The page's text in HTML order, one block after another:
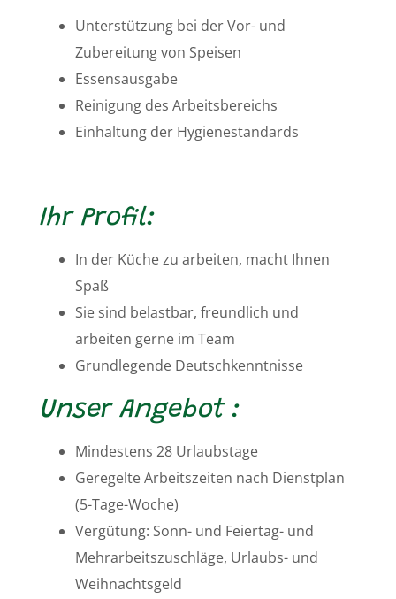
Unterstützung bei der Vor- und
Zubereitung von Speisen
Essensausgabe
Reinigung des Arbeitsbereichs
Einhaltung der Hygienestandards
Ihr Profil:
In der Küche zu arbeiten, macht Ihnen
Spaß
Sie sind belastbar, freundlich und
arbeiten gerne im Team
Grundlegende Deutschkenntnisse
Unser Angebot :
Mindestens 28 Urlaubstage
Geregelte Arbeitszeiten nach Dienstplan
(5-Tage-Woche)
Vergütung: Sonn- und Feiertag- und
Mehrarbeitszuschläge, Urlaubs- und
Weihnachtsgeld